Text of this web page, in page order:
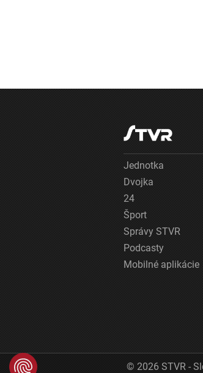
Jednotka
Dvojka
24
Šport
Správy STVR
Podcasty
Mobilné aplikácie
© 2026 STVR -